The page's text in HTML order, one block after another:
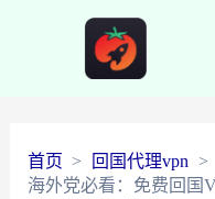
首页
回国代理vpn
海外党必看：免费回国